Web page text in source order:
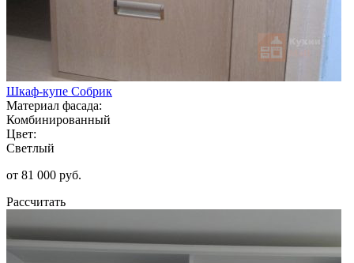
Шкаф-купе Собрик
Материал фасада:
Комбинированный
Цвет:
Светлый
от 81 000 руб.
Рассчитать